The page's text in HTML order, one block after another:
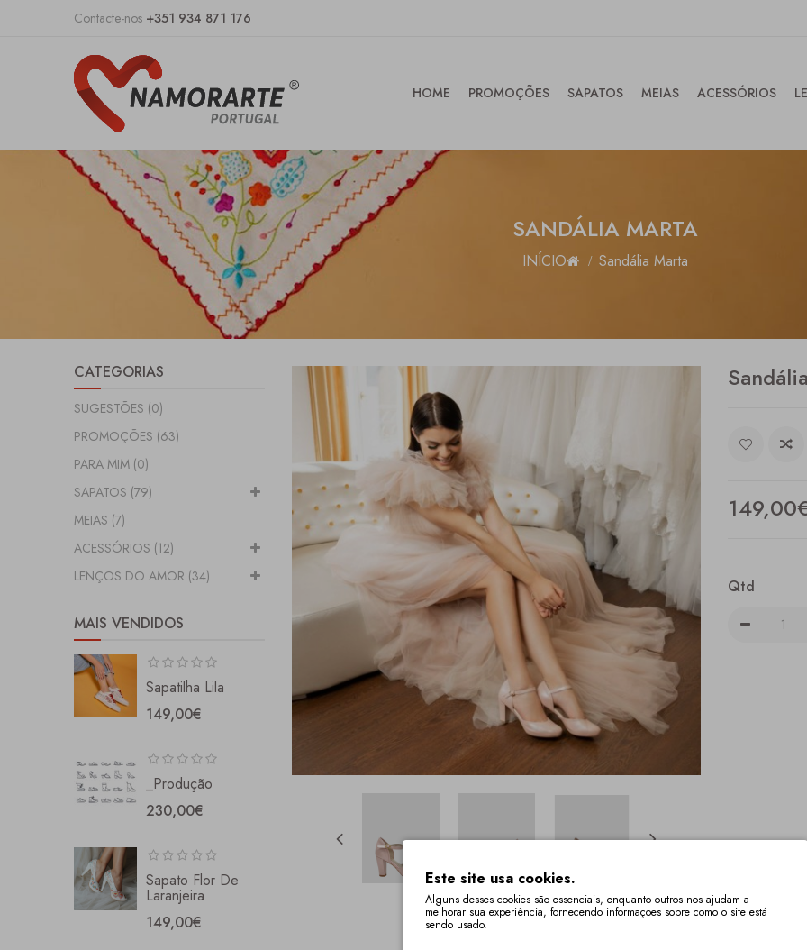
Contacte-nos +351 934 871 176
HOME PROMOÇÕES SAPATOS MEIAS ACESSÓRIOS
SANDÁLIA MARTA
INÍCIO Sandália Marta
CATEGORIAS
SUGESTÕES (0)
PROMOÇÕES (63)
PARA MIM (0)
SAPATOS (79)
MEIAS (7)
ACESSÓRIOS (12)
LENÇOS DO AMOR (34)
MAIS VENDIDOS
Sapatilha Lila
149,00€
_Produção
230,00€
Sapato Flor De
Laranjeira
149,00€
Qtd
Este site usa cookies.
Alguns desses cookies são essenciais, enquanto outros nos ajudam a
melhorar sua experiência, fornecendo informações sobre como o site está
sendo usado.